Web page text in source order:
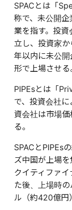
SPACとは「
称で、未公開
業を指す。投
立し、投資家
年以内に未公
形で上場させる
PIPEsとは「
で、投資会社
資会社は市場
る。
SPACとPIPEs
ズ中国が上場
クイティファ
た後、上場時
ル（約420億円